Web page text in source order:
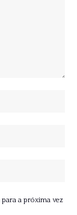
a próxima vez